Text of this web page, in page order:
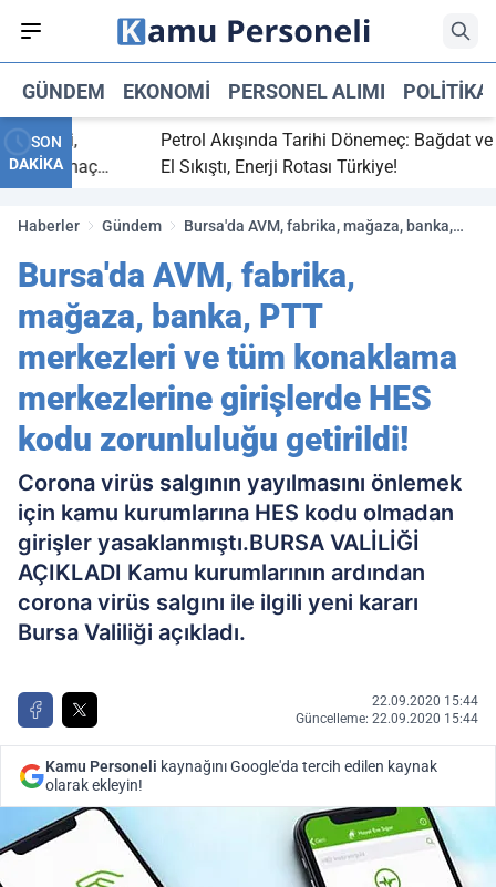
GÜNDEM EKONOMI PERSONEL ALIMI POLITIKA
SON
DAKİKA
bitti,
maç
Petrol Akışında Tarihi Dönemeç: Bağdat ve
El Sıkıştı, Enerji Rotası Türkiye!
Haberler Gündem
Bursa'da AVM, fabrika, mağaza, banka,
merkezlerine girişlerde HES kodu
zorunluluğu getirildi!
Bursa'da AVM, fabrika,
mağaza, banka, PTT
merkezleri ve tüm konaklama
merkezlerine girişlerde HES
kodu zorunluluğu getirildi!
Corona virüs salgının yayılmasını önlemek
için kamu kurumlarına HES kodu olmadan
girişler yasaklanmıştı.BURSA VALİLİĞİ
AÇIKLADI Kamu kurumlarının ardından
corona virüs salgını ile ilgili yeni kararı
Bursa Valiliği açıkladı.
22.09.2020 15:44
Güncelleme: 22.09.2020 15:44
Kamu Personeli kaynağını Google'da tercih edilen kaynak
olarak ekleyin!